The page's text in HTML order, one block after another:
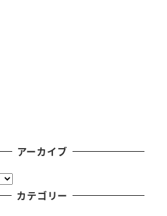
アーカイブ
カテゴリー